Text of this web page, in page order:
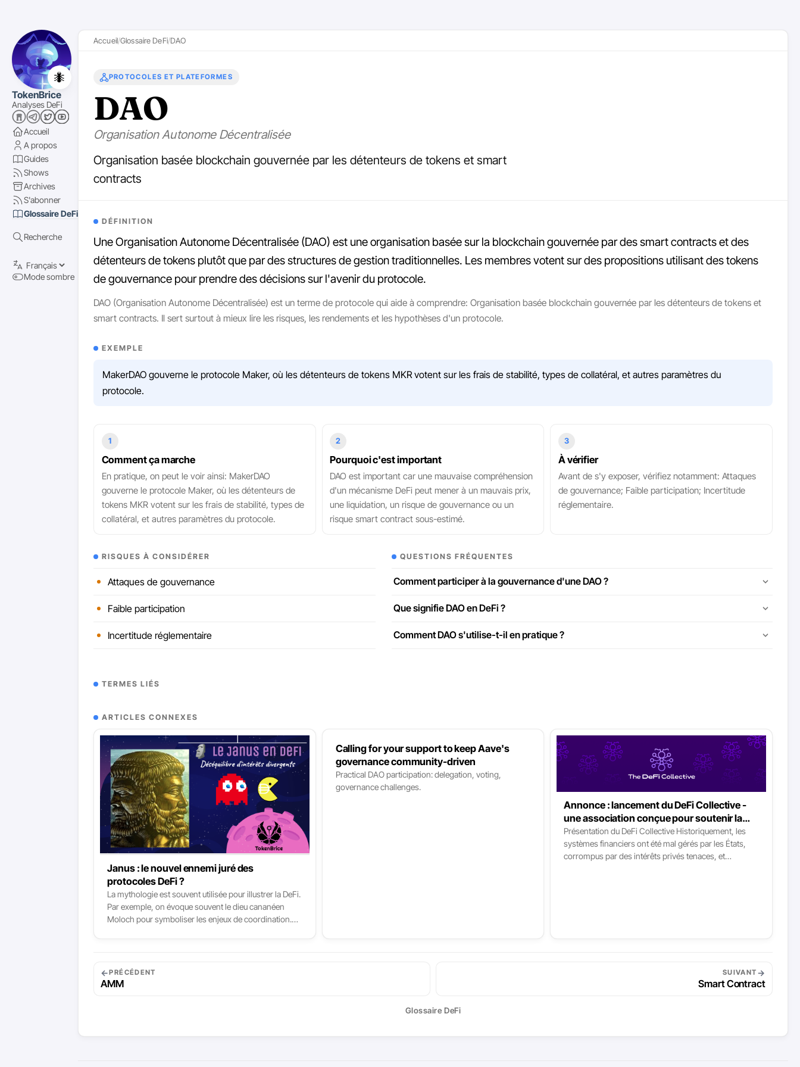
🐜
TokenBrice
Analyses DeFi
Accueil
A propos
Guides
Shows
Archives
S'abonner
Glossaire DeFi
Recherche
Mode sombre
Accueil Glossaire DeFi DAO
PROTOCOLES ET PLATEFORMES
DAO
Organisation Autonome Décentralisée
Organisation basée blockchain gouvernée par les détenteurs de tokens et smart
contracts
DÉFINITION
Une Organisation Autonome Décentralisée (DAO) est une organisation basée sur la blockchain gouvernée par des smart contracts et des
détenteurs de tokens plutôt que par des structures de gestion traditionnelles. Les membres votent sur des propositions utilisant des tokens
de gouvernance pour prendre des décisions sur l'avenir du protocole.
DAO (Organisation Autonome Décentralisée) est un terme de protocole qui aide à comprendre: Organisation basée blockchain gouvernée par les détenteurs de tokens et
smart contracts. Il sert surtout à mieux lire les risques, les rendements et les hypothèses d'un protocole.
EXEMPLE
MakerDAO gouverne le protocole Maker, où les détenteurs de tokens MKR votent sur les frais de stabilité, types de collatéral, et autres paramètres du
protocole.
1
Comment ça marche
En pratique, on peut le voir ainsi: MakerDAO
gouverne le protocole Maker, où les détenteurs de
tokens MKR votent sur les frais de stabilité, types de
collatéral, et autres paramètres du protocole.
2
Pourquoi c'est important
DAO est important car une mauvaise compréhension
d'un mécanisme DeFi peut mener à un mauvais prix,
une liquidation, un risque de gouvernance ou un
risque smart contract sous-estimé.
3
À vérifier
Avant de s'y exposer, vérifiez notamment: Attaques
de gouvernance; Faible participation; Incertitude
réglementaire.
RISQUES À CONSIDÉRER
Attaques de gouvernance
Faible participation
Incertitude réglementaire
QUESTIONS FRÉQUENTES
Comment participer à la gouvernance d'une DAO ?
Que signifie DAO en DeFi ?
Comment DAO s'utilise-t-il en pratique ?
TERMES LIÉS
ARTICLES CONNEXES
Janus : le nouvel ennemi juré des
protocoles DeFi ?
La mythologie est souvent utilisée pour illustrer la DeFi.
Par exemple, on évoque souvent le dieu cananéen
Moloch pour symboliser les enjeux de coordination.
des protocoles DeFi qui peuvent conduire à
l’émergence d’un nouveau genre de défi pour la DeFi,
Calling for your support to keep Aave's
governance community-driven
Practical DAO participation: delegation, voting,
governance challenges.
Annonce : lancement du DeFi Collective -
une association conçue pour soutenir la
DeFi autonome et résiliente
Présentation du DeFi Collective Historiquement, les
systèmes financiers ont été mal gérés par les États,
corrompus par des intérêts privés tenaces, et
←PRÉCÉDENT
AMM
SUIVANT →
Smart Contract
Glossaire DeFi